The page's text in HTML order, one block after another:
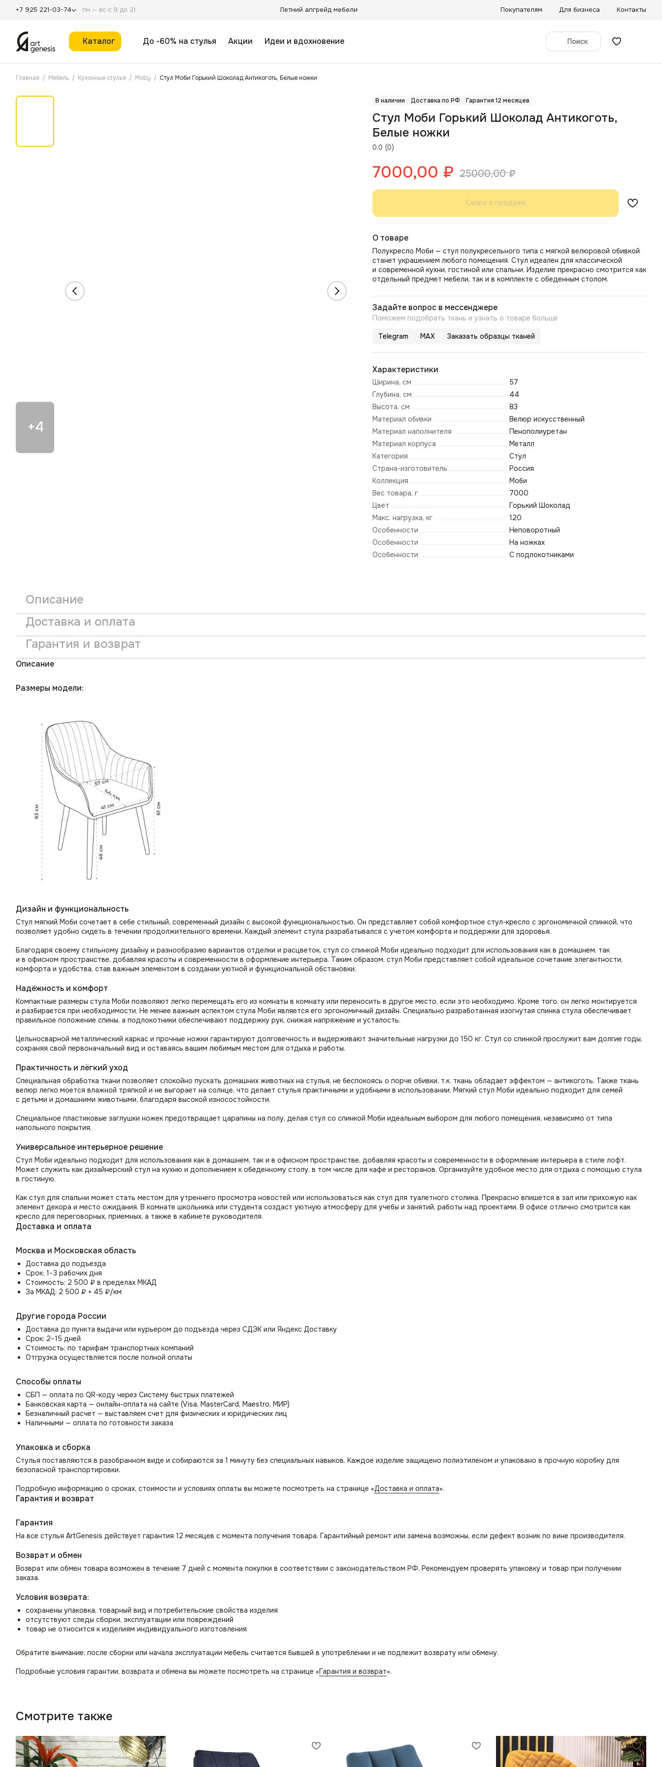
+7 925 221-03-74 пн — вс с 9 до 21 Летний апгрейд мебели Покупателям Для бизнеса Контакты
Каталог До -60% на стулья Акции Идеи и вдохновение Поиск
Главная / Мебель / Кухонные стулья / Moby / Стул Моби Горький Шоколад Антикоготь, Белые ножки
В наличии Доставка по РФ Гарантия 12 месяцев
0.0 (0)
Стул Моби Горький Шоколад Антикоготь,
Белые ножки
7000,00 ₽ 25000,00 ₽
О товаре
Полукресло Моби — стул полукресельного типа с мягкой велюровой обивкой
станет украшением любого помещения. Стул идеален для классической
и современной кухни, гостиной или спальни. Изделие прекрасно смотрится как
отдельный предмет мебели, так и в комплекте с обеденным столом.
Задайте вопрос в мессенджере
Поможем подобрать ткань и узнать о товаре больше
Telegram MAX Заказать образцы тканей
Характеристики
Ширина, см
57
Глубина, см
44
Высота, см
83
Материал обивки
Велюр искусственный
Материал наполнителя
Пенополиуретан
Материал корпуса
Металл
Категория
Стул
Страна-изготовитель
Россия
Коллекция
Моби
Вес товара, г
7000
Цвет
Горький Шоколад
Макс. нагрузка, кг
120
Особенности
Неповоротный
Особенности
На ножках
Особенности
С подлокотниками
Описание
Доставка и оплата
Гарантия и возврат
Описание
Размеры модели:
Дизайн и функциональность
Стул мягкий Моби сочетает в себе стильный, современный дизайн с высокой функциональностью. Он представляет собой комфортное стул-кресло с эргономичной спинкой, что
позволяет удобно сидеть в течении продолжительного времени. Каждый элемент стула разрабатывался с учетом комфорта и поддержки для здоровья.
Благодаря своему стильному дизайну и разнообразию вариантов отделки и расцветок, стул со спинкой Моби идеально подходит для использования как в домашнем, так
и в офисном пространстве, добавляя красоты и современности в оформление интерьера. Таким образом, стул Моби представляет собой идеальное сочетание элегантности,
комфорта и удобства, став важным элементом в создании уютной и функциональной обстановки.
Надёжность и комфорт
Компактные размеры стула Моби позволяют легко перемещать его из комнаты в комнату или переносить в другое место, если это необходимо. Кроме того, он легко монтируется
и разбирается при необходимости. Не менее важным аспектом стула Моби является его эргономичный дизайн. Специально разработанная изогнутая спинка стула обеспечивает
правильное положение спины, а подлокотники обеспечивают поддержку рук, снижая напряжение и усталость.
Цельносварной металлический каркас и прочные ножки гарантируют долговечность и выдерживают значительные нагрузки до 150 кг. Стул со спинкой прослужит вам долгие годы,
сохраняя свой первоначальный вид и оставаясь вашим любимым местом для отдыха и работы.
Практичность и лёгкий уход
Специальная обработка ткани позволяет спокойно пускать домашних животных на стулья, не беспокоясь о порче обивки, т.к. ткань обладает эффектом — антикоготь. Также ткань
велюр легко моется влажной тряпкой и не выгорает на солнце, что делает стулья практичными и удобными в использовании. Мягкий стул Моби идеально подходит для семей
с детьми и домашними животными, благодаря высокой износостойкости.
Специальное пластиковые заглушки ножек предотвращает царапины на полу, делая стул со спинкой Моби идеальным выбором для любого помещения, независимо от типа
напольного покрытия.
Универсальное интерьерное решение
Стул Моби идеально подходит для использования как в домашнем, так и в офисном пространстве, добавляя красоты и современности в оформление интерьера в стиле лофт.
Может служить как дизайнерский стул на кухню и дополнением к обеденному столу, в том числе для кафе и ресторанов. Организуйте удобное место для отдыха с помощью стула
в гостиную.
Как стул для спальни может стать местом для утреннего просмотра новостей или использоваться как стул для туалетного столика. Прекрасно впишется в зал или прихожую как
элемент декора и место ожидания. В комнате школьника или студента создаст уютную атмосферу для учебы и занятий, работы над проектами. В офисе отлично смотрится как
кресло для переговорных, приемных, а также в кабинете руководителя.
Доставка и оплата
Москва и Московская область
Доставка до подъезда
Срок: 1−3 рабочих дня
Стоимость: 2 500 ₽ в пределах МКАД
За МКАД: 2 500 ₽ + 45 ₽/км
Другие города России
Доставка до пункта выдачи или курьером до подъезда через СДЭК или Яндекс Доставку
Срок: 2−15 дней
Стоимость: по тарифам транспортных компаний
Отгрузка осуществляется после полной оплаты
Способы оплаты
СБП — оплата по QR-коду через Систему быстрых платежей
Банковская карта — онлайн-оплата на сайте (Visa, MasterCard, Maestro, МИР)
Безналичный расчет — выставляем счет для физических и юридических лиц
Наличными — оплата по готовности заказа
Упаковка и сборка
Стулья поставляются в разобранном виде и собираются за 1 минуту без специальных навыков. Каждое изделие защищено полиэтиленом и упаковано в прочную коробку для
безопасной транспортировки.
Подробную информацию о сроках, стоимости и условиях оплаты вы можете посмотреть на странице «Доставка и оплата».
Гарантия и возврат
Гарантия
На все стулья ArtGenesis действует гарантия 12 месяцев с момента получения товара. Гарантийный ремонт или замена возможны, если дефект возник по вине производителя.
Возврат и обмен
Возврат или обмен товара возможен в течение 7 дней с момента покупки в соответствии с законодательством РФ. Рекомендуем проверять упаковку и товар при получении
заказа.
Условия возврата:
сохранены упаковка, товарный вид и потребительские свойства изделия
отсутствуют следы сборки, эксплуатации или повреждений
товар не относится к изделиям индивидуального изготовления
Обратите внимание: после сборки или начала эксплуатации мебель считается бывшей в употреблении и не подлежит возврату или обмену.
Подробные условия гарантии, возврата и обмена вы можете посмотреть на странице «Гарантия и возврат».
Смотрите также